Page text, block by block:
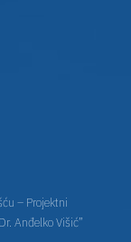
– Projektni
Anđelko Višić”